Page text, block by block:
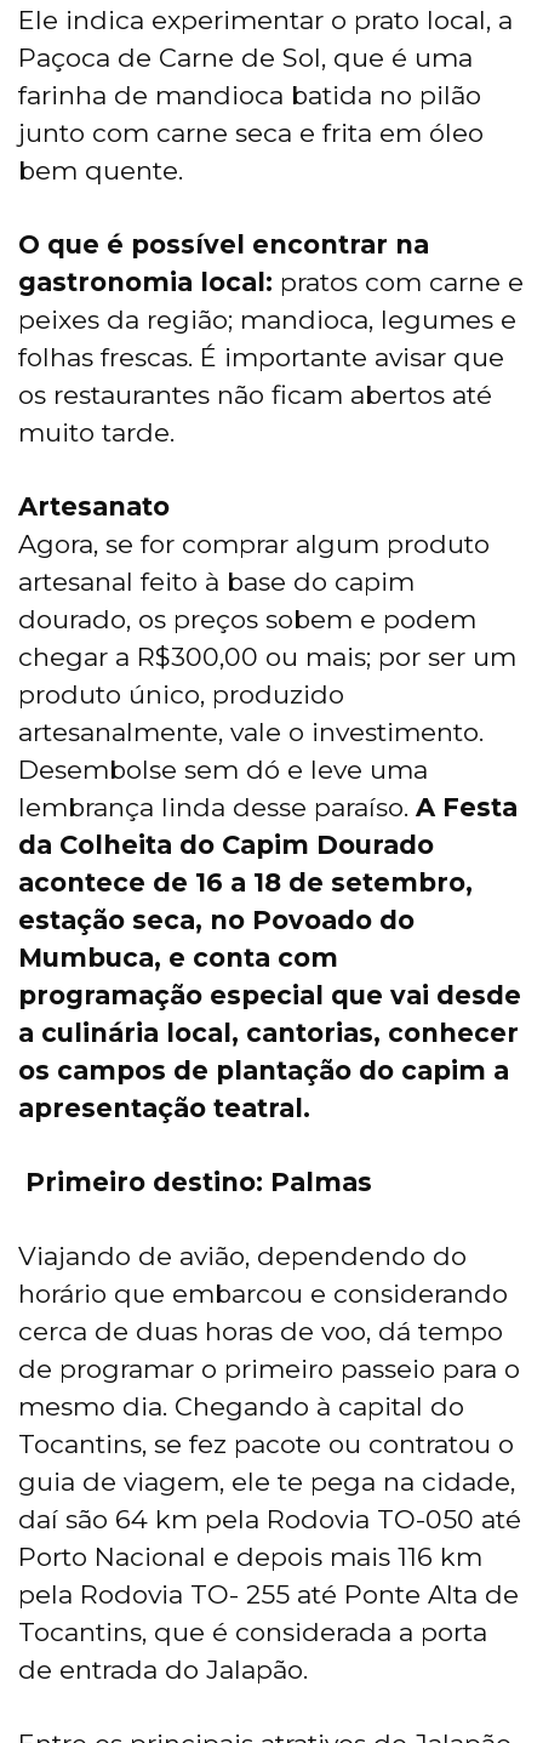
Ele indica experimentar o prato local, a
Paçoca de Carne de Sol, que é uma
farinha de mandioca batida no pilão
junto com carne seca e frita em óleo
bem quente.
O que é possível encontrar na
gastronomia local: pratos com carne e
peixes da região; mandioca, legumes e
folhas frescas. É importante avisar que
os restaurantes não ficam abertos até
muito tarde.
Artesanato
Agora, se for comprar algum produto
artesanal feito à base do capim
dourado, os preços sobem e podem
chegar a R$300,00 ou mais; por ser um
produto único, produzido
artesanalmente, vale o investimento.
Desembolse sem dó e leve uma
lembrança linda desse paraíso. A Festa
da Colheita do Capim Dourado
acontece de 16 a 18 de setembro,
estação seca, no Povoado do
Mumbuca, e conta com
programação especial que vai desde
a culinária local, cantorias, conhecer
os campos de plantação do capim a
apresentação teatral.
Primeiro destino: Palmas
Viajando de avião, dependendo do
horário que embarcou e considerando
cerca de duas horas de voo, dá tempo
de programar o primeiro passeio para o
mesmo dia. Chegando à capital do
Tocantins, se fez pacote ou contratou o
guia de viagem, ele te pega na cidade,
daí são 64 km pela Rodovia TO-050 até
Porto Nacional e depois mais 116 km
pela Rodovia TO- 255 até Ponte Alta de
Tocantins, que é considerada a porta
de entrada do Jalapão.